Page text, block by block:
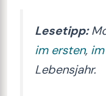
Lesetipp:
im ersten,
Lebensjahr.